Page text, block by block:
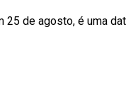
de agosto, é uma